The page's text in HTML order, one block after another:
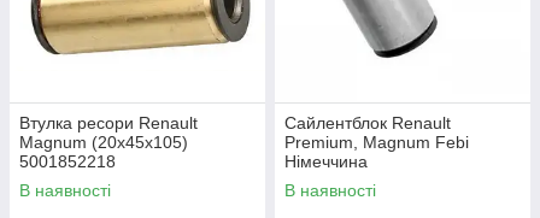
Втулка ресори Renault
Magnum (20х45х105)
5001852218
В наявності
Сайлентблок Renault
Premium, Magnum Febi
Німеччина
В наявності